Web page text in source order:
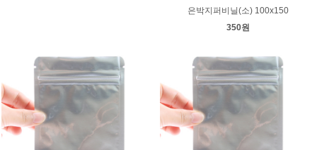
은박지퍼비닐(소) 100x150
350원